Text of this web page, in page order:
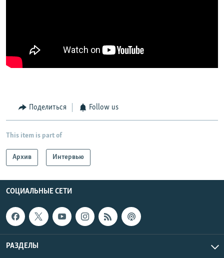
Поделиться Follow us
This item is part of
Архив Интервью
СОЦИАЛЬНЫЕ СЕТИ
РАЗДЕЛЫ